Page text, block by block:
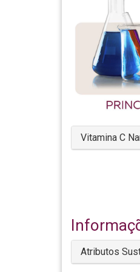
Vitamina C
Atributos